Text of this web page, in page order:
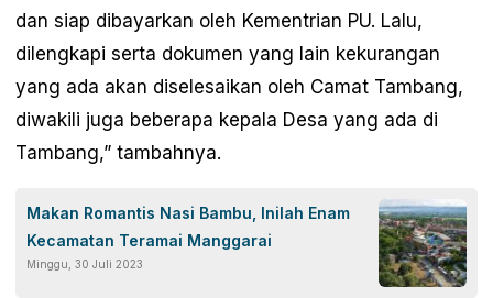
dan siap dibayarkan oleh Kementrian PU. Lalu,
dilengkapi serta dokumen yang lain kekurangan
yang ada akan diselesaikan oleh Camat Tambang,
diwakili juga beberapa kepala Desa yang ada di
Tambang,” tambahnya.
Makan Romantis Nasi Bambu, Inilah Enam
Kecamatan Teramai Manggarai
Minggu, 30 Juli 2023